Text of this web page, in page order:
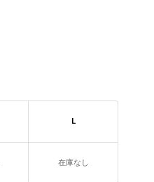
L
在庫なし